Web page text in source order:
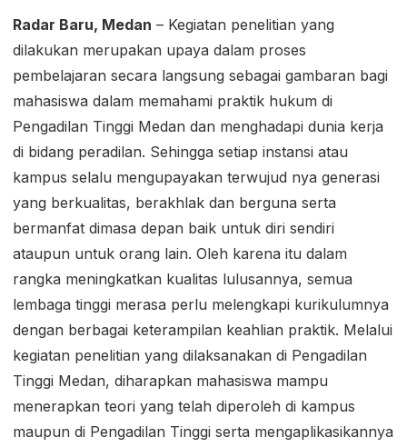
Radar Baru, Medan – Kegiatan penelitian yang
dilakukan merupakan upaya dalam proses
pembelajaran secara langsung sebagai gambaran bagi
mahasiswa dalam memahami praktik hukum di
Pengadilan Tinggi Medan dan menghadapi dunia kerja
di bidang peradilan. Sehingga setiap instansi atau
kampus selalu mengupayakan terwujud nya generasi
yang berkualitas, berakhlak dan berguna serta
bermanfat dimasa depan baik untuk diri sendiri
ataupun untuk orang lain. Oleh karena itu dalam
rangka meningkatkan kualitas lulusannya, semua
lembaga tinggi merasa perlu melengkapi kurikulumnya
dengan berbagai keterampilan keahlian praktik. Melalui
kegiatan penelitian yang dilaksanakan di Pengadilan
Tinggi Medan, diharapkan mahasiswa mampu
menerapkan teori yang telah diperoleh di kampus
maupun di Pengadilan Tinggi serta mengaplikasikannya